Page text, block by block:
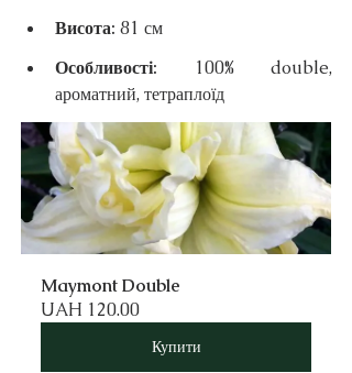
Висота: 81 см
Особливості:
100% double,
ароматний, тетраплоїд
Maymont Double
UAH 120.00
Купити